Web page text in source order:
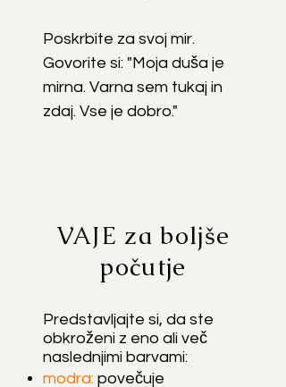
Poskrbite za svoj mir.
Govorite si: "Moja duša je
mirna. Varna sem tukaj in
zdaj. Vse je dobro."
VAJE za boljše
počutje
Predstavljajte si, da ste
obkroženi z eno ali več
naslednjimi barvami:
modra: povečuje